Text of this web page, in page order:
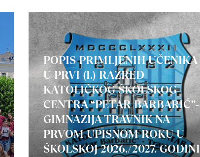
POPIS PRIMLJENIH UČENIKA
U PRVI (I.) RAZRED
KATOLIČKOG ŠKOLSKOG
CENTRA “PETAR BARBARIĆ”-
GIMNAZIJA TRAVNIK NA
PRVOM UPISNOM ROKU U
ŠKOLSKOJ 2026./2027. GODINI